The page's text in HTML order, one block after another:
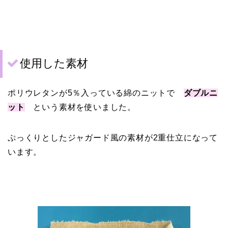
使用した素材
ポリウレタンが5％入っている綿のニットで ダブルニ
ット
という素材を使いました。
ぷっくりとしたジャガード風の素材が2重仕立になって
います。